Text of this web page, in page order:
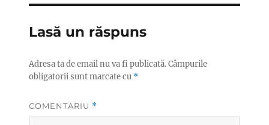
Lasă un răspuns
Adresa ta de email nu va fi publicată.Câmpurile
obligatorii sunt marcate cu *
COMENTARIU *